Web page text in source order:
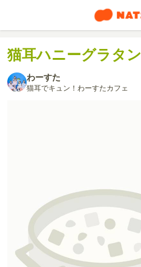
猫耳ハニーグラタン
わーすた
猫耳でキュン！わーすたカフェ